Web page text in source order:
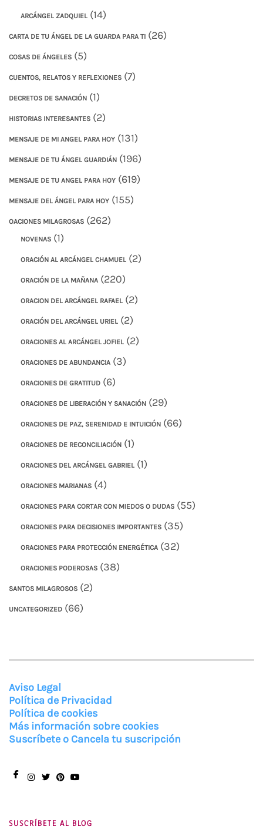
ARCÁNGEL ZADQUIEL (14)
CARTA DE TU ÁNGEL DE LA GUARDA PARA TI (26)
COSAS DE ÁNGELES (5)
CUENTOS, RELATOS Y REFLEXIONES (7)
DECRETOS DE SANACIÓN (1)
HISTORIAS INTERESANTES (2)
MENSAJE DE MI ANGEL PARA HOY (131)
MENSAJE DE TU ÁNGEL GUARDIÁN (196)
MENSAJE DE TU ANGEL PARA HOY (619)
MENSAJE DEL ÁNGEL PARA HOY (155)
OACIONES MILAGROSAS (262)
NOVENAS (1)
ORACIÓN AL ARCÁNGEL CHAMUEL (2)
ORACIÓN DE LA MAÑANA (220)
ORACION DEL ARCÁNGEL RAFAEL (2)
ORACIÓN DEL ARCÁNGEL URIEL (2)
ORACIONES AL ARCÁNGEL JOFIEL (2)
ORACIONES DE ABUNDANCIA (3)
ORACIONES DE GRATITUD (6)
ORACIONES DE LIBERACIÓN Y SANACIÓN (29)
ORACIONES DE PAZ, SERENIDAD E INTUICIÓN (66)
ORACIONES DE RECONCILIACIÓN (1)
ORACIONES DEL ARCÁNGEL GABRIEL (1)
ORACIONES MARIANAS (4)
ORACIONES PARA CORTAR CON MIEDOS O DUDAS (55)
ORACIONES PARA DECISIONES IMPORTANTES (35)
ORACIONES PARA PROTECCIÓN ENERGÉTICA (32)
ORACIONES PODEROSAS (38)
SANTOS MILAGROSOS (2)
UNCATEGORIZED (66)
Aviso Legal
Política de Privacidad
Política de cookies
Más información sobre cookies
Suscríbete o Cancela tu suscripción
SUSCRÍBETE AL BLOG